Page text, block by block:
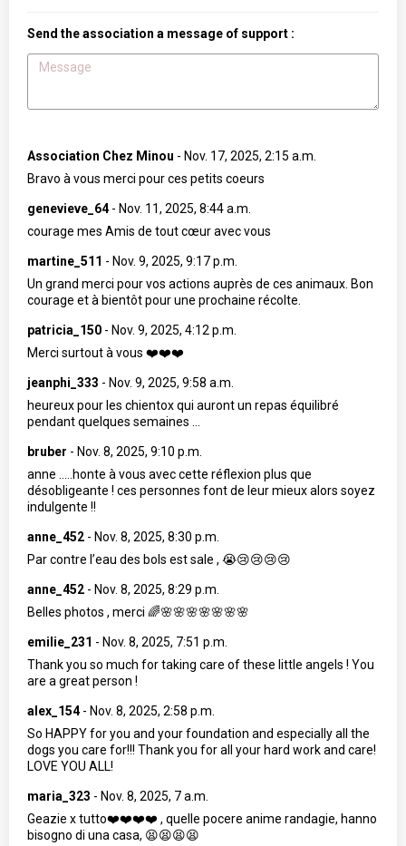
Send the association a message of support :
Association Chez Minou - Nov. 17, 2025, 2:15 a.m.
Bravo à vous merci pour ces petits coeurs
genevieve_64- Nov. 11, 2025, 8:44 a.m.
courage mes Amis de tout cœur avec vous
martine_511 - Nov. 9, 2025, 9:17 p.m.
Un grand merci pour vos actions auprès de ces animaux. Bon
courage et à bientôt pour une prochaine récolte.
patricia_150 - Nov. 9, 2025, 4:12 p.m.
Merci surtout à vous ❤️❤️❤️
jeanphi_333 - Nov. 9, 2025, 9:58 a.m.
heureux pour les chientox qui auront un repas équilibré
pendant quelques semaines ...
bruber - Nov. 8, 2025, 9:10 p.m.
anne .....honte à vous avec cette réflexion plus que
désobligeante ! ces personnes font de leur mieux alors soyez
indulgente !!
anne_452 - Nov. 8, 2025, 8:30 p.m.
Par contre l’eau des bols est sale , 😭😢😢😢😢
anne_452 - Nov. 8, 2025, 8:29 p.m.
Belles photos , merci 🌈🌸🌸🌸🌸🌸🌸🌸
emilie_231 - Nov. 8, 2025, 7:51 p.m.
Thank you so much for taking care of these little angels ! You
are a great person !
alex_154- Nov. 8, 2025, 2:58 p.m.
So HAPPY for you and your foundation and especially all the
dogs you care for!!! Thank you for all your hard work and care!
LOVE YOU ALL!
maria_323 - Nov. 8, 2025, 7 a.m.
Geazie x tutto❤️❤️❤️❤️ , quelle pocere anime randagie, hanno
bisogno di una casa, 😫😫😫😫